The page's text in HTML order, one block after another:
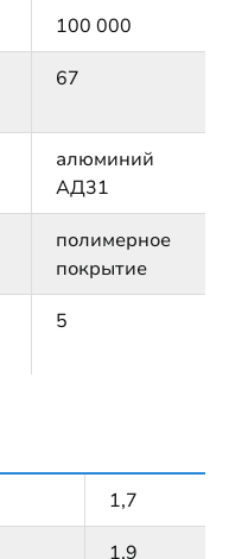
100 000
67
алюминий
АД31
полимерное
покрытие
5
1,7
1,9